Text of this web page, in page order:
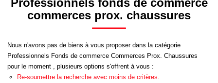
FAIRE GÉRER
NEUF
Budget max
Professionnels fonds de commerce
commerces prox. chaussures
Nous n'avons pas de biens à vous proposer dans la catégorie
Professionnels Fonds de commerce Commerces Prox. Chaussures
pour le moment , plusieurs options s'offrent à vous :
Re-soumettre la recherche avec moins de critères.